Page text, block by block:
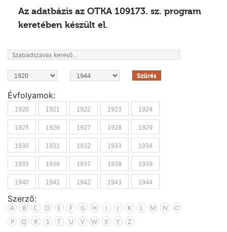
Az adatbázis az OTKA 109173. sz. program
keretében készült el.
Szűrés
Évfolyamok:
1920 1921 1922 1923
1924
1925
1926 1927 1928
1929
1930
1931 1932 1933
1934
1935
1936 1937 1938
1939
1940
1941 1942 1943 1944
Szerző:
A B C D E F G H I J K L M N
O
P
Q R S T U V W X Y Z